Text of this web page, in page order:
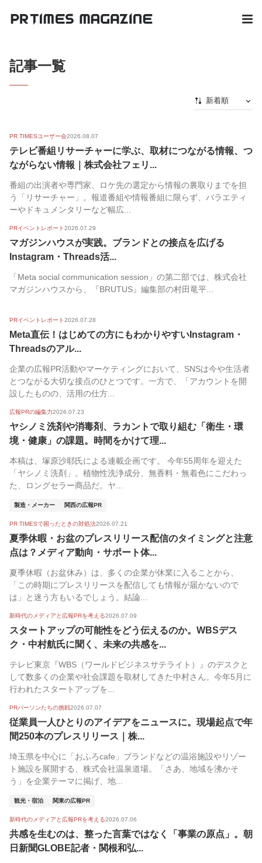
記事一覧
新着順
人気順
PR TIMESユーザー会2026.08.07
テレビ番組リサーチャーに学ぶ、取材につながる情報、つ
ながらない情報｜株式会社フェリ...
番組の出演者や専門家、ロケ先の選定から情報の裏取りまでを担
う「リサーチャー」。報道番組や情報番組に限らず、バラエティ
ーやドキュメンタリーなど幅広...
PRイベントレポート2026.07.29
マガジンハウスが実践。ブランドとの接点を広げる
Instagram・Threads活...
「Meta social communication session」の第二部では、株式会社
マガジンハウスから、『BRUTUS』編集部の村田竜平...
PRイベントレポート2026.07.28
Meta直伝！はじめての方にもわかりやすいInstagram・
Threadsのアル...
企業の広報PR活動やマーケティングにおいて、SNSは今や生活者
とつながる大切な接点のひとつです。一方で、「アカウントを開
設したものの、活用の仕方...
広報PRの編集力2026.07.23
ヤシノミ洗剤や消毒剤、ラカントで取り組む「衛生・環
境・健康」の課題。時間をかけて理...
本稿は、塚原沙耶氏による連載企画です。 今年55周年を迎えた
「ヤシノミ洗剤」。植物性洗浄成分、無香料・無着色にこだわっ
た、ロングセラー商品だ。ヤ...
製造・メーカー 関西の広報PR
PR TIMESで困ったときの対処法2026.07.21
夏季休暇・お盆のプレスリリース配信のタイミングと注意
点は？メディア動向・サポート体...
夏季休暇（お盆休み）は、多くの企業が休業に入ることから、
「この時期にプレスリリースを配信しても情報が届かないので
は」と迷う方もいるでしょう。結論...
新時代のメディアと広報PRを考える2026.07.09
スタートアップの可能性をどう伝えるのか。WBSデス
ク・中村航氏に聞く、未来の共感を...
テレビ東京『WBS（ワールドビジネスサテライト）』のデスクと
して数多くの企業や社会課題を取材してきた中村さん。今年5月に
行われたスタートアップを...
PRパーソンたちの挑戦2026.07.07
従業員一人ひとりのアイデアをニュースに。現場起点で年
間250本のプレスリリース｜株...
埼玉県を中心に「おふろcafe」ブランドなどの温浴施設やリゾー
ト施設を展開する、株式会社温泉道場。「さあ、地域を沸かそ
う」を企業テーマに掲げ、地...
観光・宿泊 関東の広報PR
新時代のメディアと広報PRを考える2026.07.06
共感を生むのは、整った言葉ではなく「事業の原点」。朝
日新聞GLOBE記者・関根和弘...